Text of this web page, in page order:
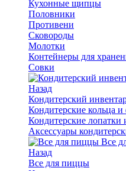
Кухонные щипцы
Половники
Противени
Сковороды
Молотки
Контейнеры для
Совки
Назад
Кондитерский
Кондитерские кольца
Кондитерские лопатки
Аксессуары
Все
Назад
Все для пиццы